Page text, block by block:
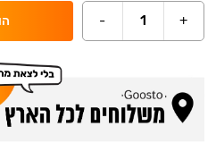
+
1
-